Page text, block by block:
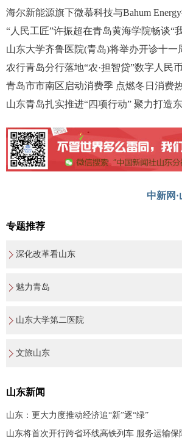
“人民工匠”许振超在青岛黄海学院畅谈“
山东大学齐鲁医院(青岛)将举办开诊十一
农行青岛分行落地“农·担智贷”数字人民
青岛市市南区启动消费季 点燃冬日消费
山东青岛扎实推进“四项行动” 聚力打造
中新网
专题推荐
深化改革看山东
魅力青岛
山东大学第二医院
文旅山东
山东新闻
山东：更大力度推动经济追“新”逐“绿”
山东将首次开行跨省环线高铁列车 服务运输保